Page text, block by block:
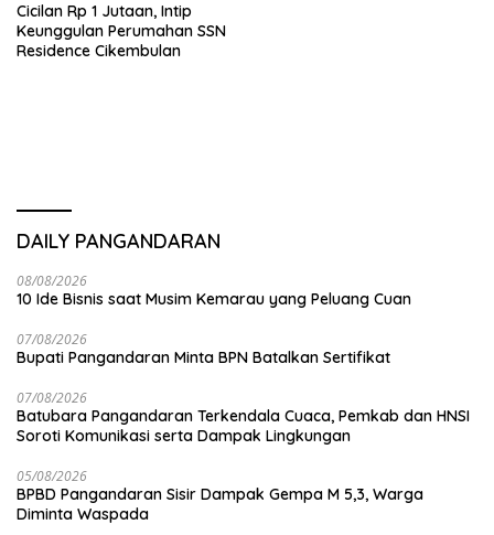
Cicilan Rp 1 Jutaan, Intip
Keunggulan Perumahan SSN
Residence Cikembulan
DAILY PANGANDARAN
08/08/2026
10 Ide Bisnis saat Musim Kemarau yang Peluang Cuan
07/08/2026
Bupati Pangandaran Minta BPN Batalkan Sertifikat
07/08/2026
Batubara Pangandaran Terkendala Cuaca, Pemkab dan HNSI
Soroti Komunikasi serta Dampak Lingkungan
05/08/2026
BPBD Pangandaran Sisir Dampak Gempa M 5,3, Warga
Diminta Waspada